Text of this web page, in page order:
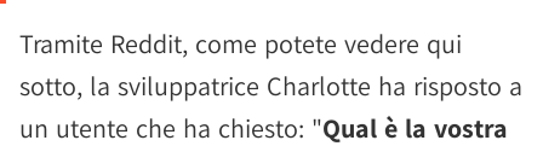
Tramite Reddit, come potete vedere qui
sotto, la sviluppatrice Charlotte ha risposto a
un utente che ha chiesto: "Qual è la vostra